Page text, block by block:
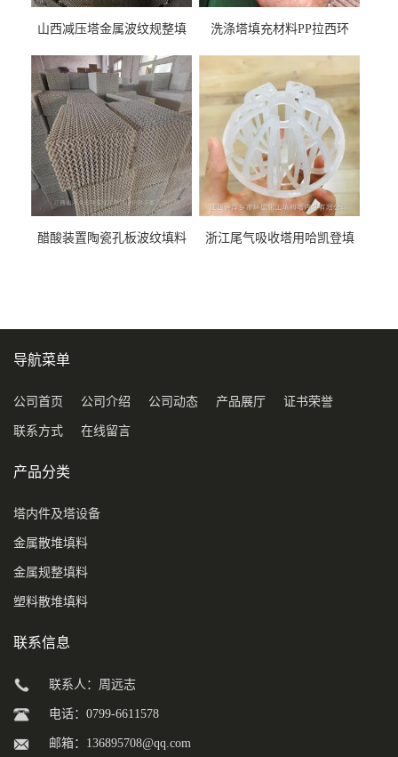
山西减压塔金属波纹规整填
料
洗涤塔填充材料PP拉西环
醋酸装置陶瓷孔板波纹填料
浙江尾气吸收塔用哈凯登填
导航菜单
公司首页 公司介绍 公司动态 产品展厅 证书荣誉
联系方式 在线留言
产品分类
塔内件及塔设备
金属散堆填料
金属规整填料
塑料散堆填料
联系信息
联系人：周远志
电话：0799-6611578
邮箱： 136895708@qq.com